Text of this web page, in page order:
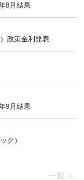
8月結果
政策金利発表
9月結果
ク）
一覧